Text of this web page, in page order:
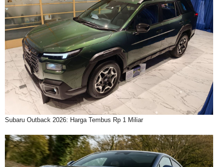
Subaru Outback 2026: Harga Tembus Rp 1 Miliar